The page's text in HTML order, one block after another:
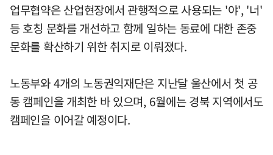
업무협약은 산업현장에서 관행적으로 사용되는 '야', '너'
등 호칭 문화를 개선하고 함께 일하는 동료에 대한 존중
문화를 확산하기 위한 취지로 이뤄졌다.
노동부와 4개의 노동권익재단은 지난달 울산에서 첫 공
동 캠페인을 개최한 바 있으며, 6월에는 경북 지역에서도
캠페인을 이어갈 예정이다.